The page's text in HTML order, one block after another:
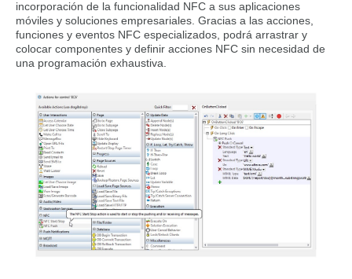
incorporación de la funcionalidad NFC a sus aplicaciones
móviles y soluciones empresariales. Gracias a las acciones,
funciones y eventos NFC especializados, podrá arrastrar y
colocar componentes y definir acciones NFC sin necesidad de
una programación exhaustiva.